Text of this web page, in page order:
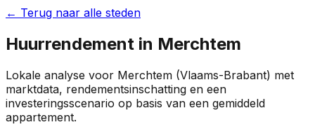
← Terug naar alle steden
Huurrendement in Merchtem
Lokale analyse voor Merchtem (Vlaams-Brabant) met
marktdata, rendementsinschatting en een
investeringsscenario op basis van een gemiddeld
appartement.